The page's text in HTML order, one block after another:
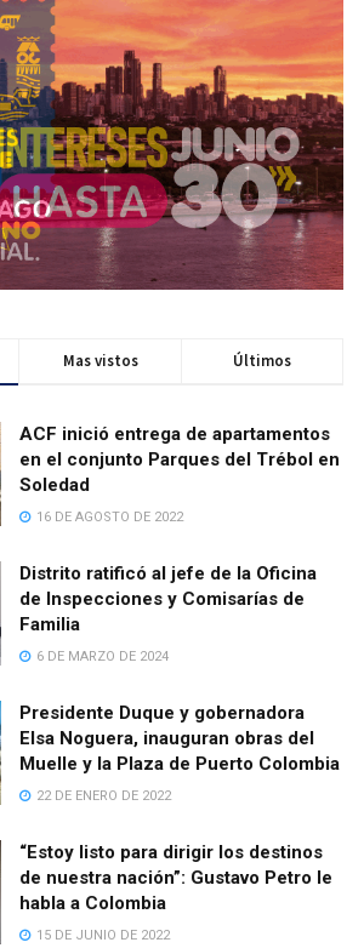
Mas vistos Últimos
ACF inició entrega de apartamentos
en el conjunto Parques del Trébol en
Soledad
16 DE AGOSTO DE 2022
Distrito ratificó al jefe de la Oficina
de Inspecciones y Comisarías de
Familia
6 DE MARZO DE 2024
Presidente Duque y gobernadora
Elsa Noguera, inauguran obras del
Muelle y la Plaza de Puerto Colombia
22 DE ENERO DE 2022
“Estoy listo para dirigir los destinos
de nuestra nación”: Gustavo Petro le
habla a Colombia
15 DE JUNIO DE 2022